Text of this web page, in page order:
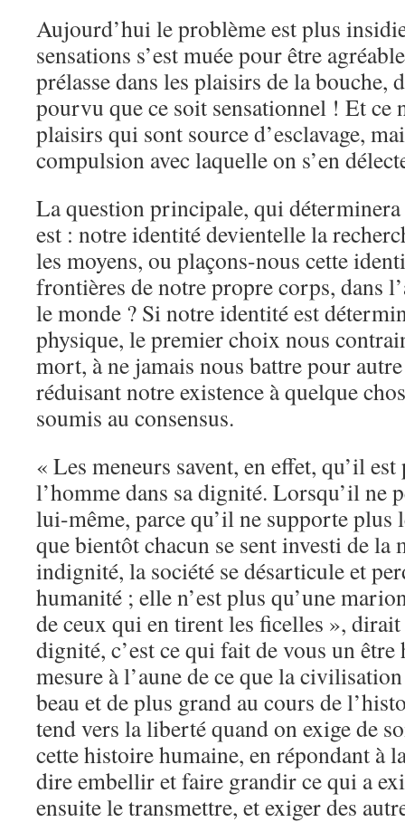
Aujourd’hui le problème est plus
sensations s’est muée pour être
prélasse dans les plaisirs de la
pourvu que ce soit sensationnel ! Et ce
plaisirs qui sont source d’esclavage,
compulsion avec laquelle on s’en
La question principale, qui
est : notre identité devientelle la
les moyens, ou plaçons-nous cette
frontières de notre propre corps, dans
le monde ? Si notre identité est
physique, le premier choix nous
mort, à ne jamais nous battre pour
réduisant notre existence à quelque
soumis au consensus.
« Les meneurs savent, en effet, qu’il
l’homme dans sa dignité. Lorsqu’il ne
lui-même, parce qu’il ne supporte plus
que bientôt chacun se sent investi de la
indignité, la société se désarticule et
humanité ; elle n’est plus qu’une
de ceux qui en tirent les ficelles »,
dignité, c’est ce qui fait de vous un être
mesure à l’aune de ce que la
beau et de plus grand au cours de
tend vers la liberté quand on exige de
cette histoire humaine, en répondant à
dire embellir et faire grandir ce qui a
ensuite le transmettre, et exiger des